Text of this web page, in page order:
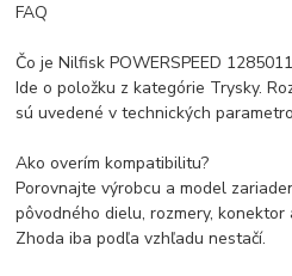
FAQ
Čo je Nilfisk POWERSPEED
Ide o položku z kategórie Trysky.
sú uvedené v technických
Ako overím kompatibilitu?
Porovnajte výrobcu a model
pôvodného dielu, rozmery,
Zhoda iba podľa vzhľadu nestačí.